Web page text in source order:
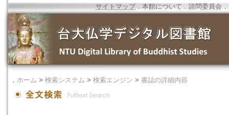
サイトマップ．本館について ． 諮問委員会 ．
． ホーム > 検索システム > 検索エンジン > 書誌の詳細内容